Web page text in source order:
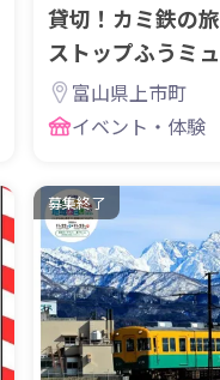
貸切！カミ鉄の
ストップふうミ
富山県上市町
イベント・体験
募集終了